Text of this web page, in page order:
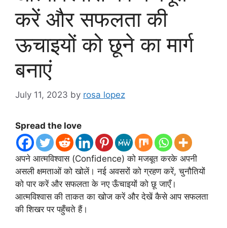
करें और सफलता की
ऊचाइयों को छूने का मार्ग
बनाएं
July 11, 2023 by rosa lopez
Spread the love
अपने आत्मविश्वास (Confidence) को मजबूत करके अपनी
असली क्षमताओं को खोलें। नई अवसरों को ग्रहण करें, चुनौतियों
को पार करें और सफलता के नए ऊँचाइयों को छू जाएँ।
आत्मविश्वास की ताकत का खोज करें और देखें कैसे आप सफलता
की शिखर पर पहुँचते हैं।